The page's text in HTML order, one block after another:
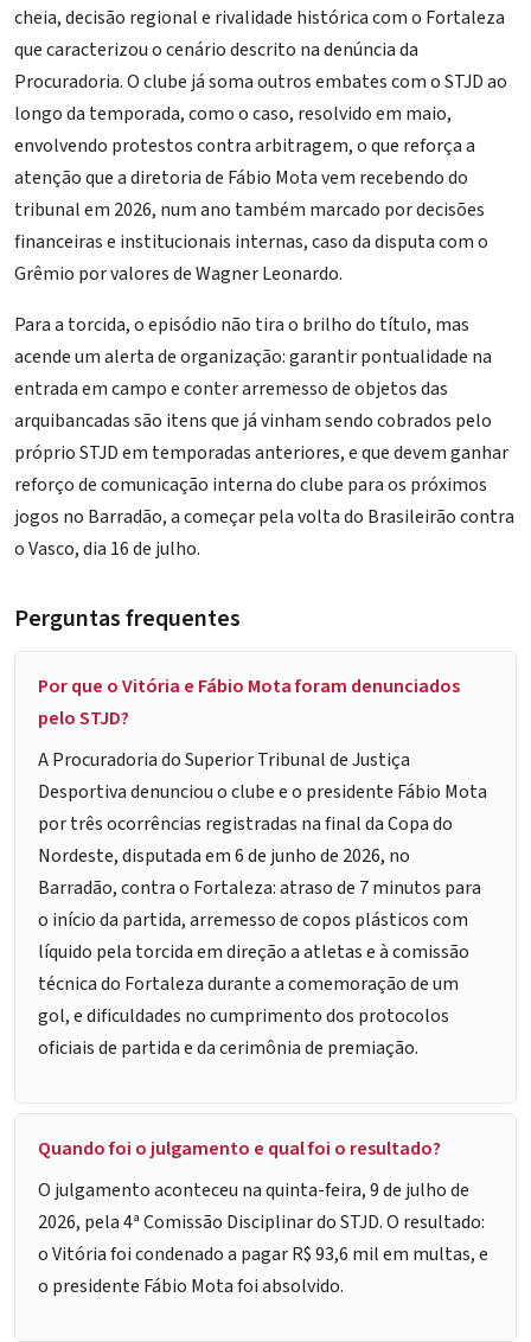
cheia, decisão regional e rivalidade histórica com o Fortaleza
que caracterizou o cenário descrito na denúncia da
Procuradoria. O clube já soma outros embates com o STJD ao
longo da temporada, como o caso, resolvido em maio,
envolvendo protestos contra arbitragem, o que reforça a
atenção que a diretoria de Fábio Mota vem recebendo do
tribunal em 2026, num ano também marcado por decisões
financeiras e institucionais internas, caso dadisputa com o
Grêmio por valores de Wagner Leonardo.
Para a torcida, o episódio não tira o brilho do título, mas
acende um alerta de organização: garantir pontualidade na
entrada em campo e conter arremesso de objetos das
arquibancadas são itens que já vinham sendo cobrados pelo
próprio STJD em temporadas anteriores, e que devem ganhar
reforço de comunicação interna do clube para os próximos
jogos no Barradão, a começar pela volta do Brasileirão contra
o Vasco, dia 16 de julho.
Perguntas frequentes
Por que o Vitória e Fábio Mota foram denunciados
pelo STJD?
A Procuradoria do Superior Tribunal de Justiça
Desportiva denunciou o clube e o presidente Fábio Mota
por três ocorrências registradas na final da Copa do
Nordeste, disputada em 6 de junho de 2026, no
Barradão, contra o Fortaleza: atraso de 7 minutos para
o início da partida, arremesso de copos plásticos com
líquido pela torcida em direção a atletas e à comissão
técnica do Fortaleza durante a comemoração de um
gol, e dificuldades no cumprimento dos protocolos
oficiais de partida e da cerimônia de premiação.
Quando foi o julgamento e qual foi o resultado?
O julgamento aconteceu na quinta-feira, 9 de julho de
2026, pela 4ª Comissão Disciplinar do STJD. O resultado:
o Vitória foi condenado a pagar R$ 93,6 mil em multas, e
o presidente Fábio Mota foi absolvido.